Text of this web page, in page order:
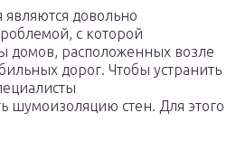
довольно
с которой
домов, расположенных возле
дорог. Чтобы устранить
шумоизоляцию стен. Для этого